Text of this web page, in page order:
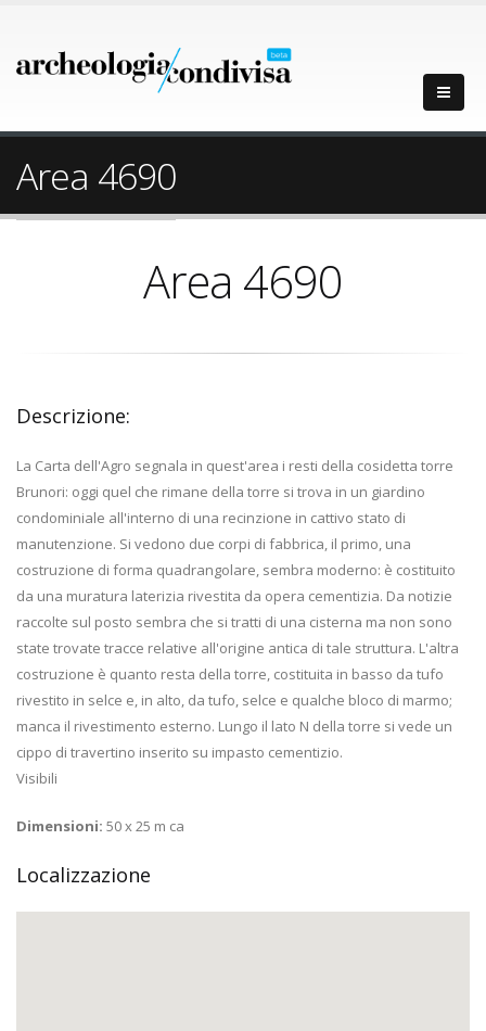
Area 4690
Area 4690
Descrizione:
La Carta dell'Agro segnala in quest'area i resti della cosidetta torre
Brunori: oggi quel che rimane della torre si trova in un giardino
condominiale all'interno di una recinzione in cattivo stato di
manutenzione. Si vedono due corpi di fabbrica, il primo, una
costruzione di forma quadrangolare, sembra moderno: è costituito
da una muratura laterizia rivestita da opera cementizia. Da notizie
raccolte sul posto sembra che si tratti di una cisterna ma non sono
state trovate tracce relative all'origine antica di tale struttura. L'altra
costruzione è quanto resta della torre, costituita in basso da tufo
rivestito in selce e, in alto, da tufo, selce e qualche bloco di marmo;
manca il rivestimento esterno. Lungo il lato N della torre si vede un
cippo di travertino inserito su impasto cementizio.
Visibili
Dimensioni: 50 x 25 m ca
Localizzazione